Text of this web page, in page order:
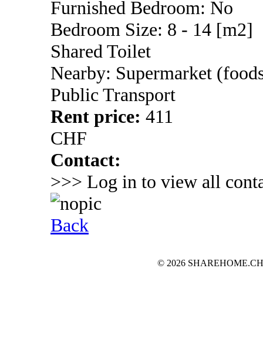
Furnished Bedroom: No
Bedroom Size: 8 - 14 [m2]
Shared Toilet
Nearby: Supermarket
Public Transport
Rent price: 411
CHF
Contact:
>>> Log in to view all
Back
© 2026